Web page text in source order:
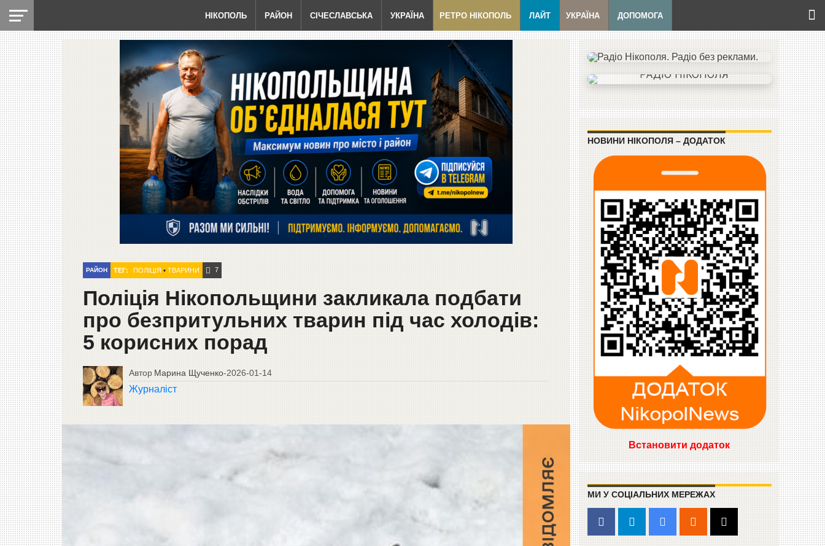
НІКОПОЛЬ РАЙОН СІЧЕСЛАВСЬКА УКРАЇНА РЕТРО НІКОПОЛЬ ЛАЙТ УКРАЇНА ДОПОМОГА
РАЙОН ТЕГ: ПОЛІЦІЯ • ТВАРИНИ 7
Поліція Нікопольщини закликала подбати
про безпритульних тварин під час холодів:
5 корисних порад
Автор Марина Щученко-2026-01-14
Журналіст
НОВИНИ НІКОПОЛЯ – ДОДАТОК
Встановити додаток
МИ У СОЦІАЛЬНИХ МЕРЕЖАХ